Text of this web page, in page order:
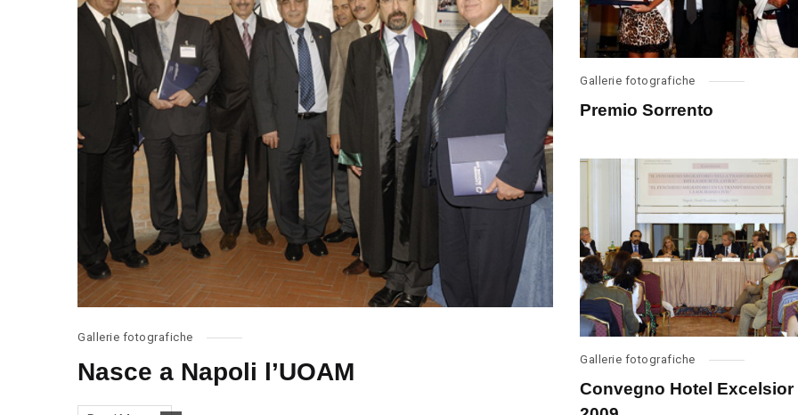
Gallerie fotografiche
Nasce a Napoli l’UOAM
Gallerie fotografiche
Premio Sorrento
Gallerie fotografiche
Convegno Hotel Excelsior